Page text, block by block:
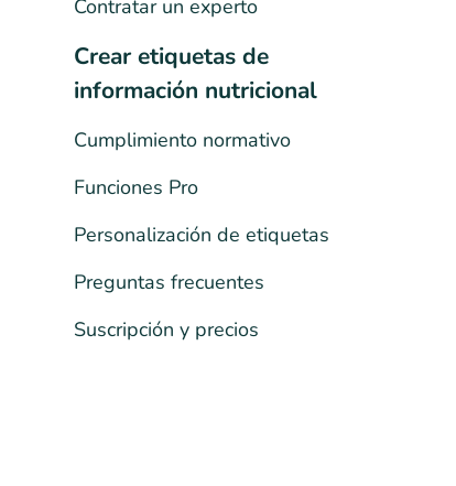
Contratar un experto
Crear etiquetas de
información nutricional
Cumplimiento normativo
Funciones Pro
Personalización de etiquetas
Preguntas frecuentes
Suscripción y precios